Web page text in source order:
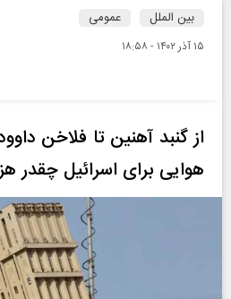
بین الملل عمومی
۱۵ آذر ۱۴۰۲ - ۱۸:۵۸
از گنبد آهنین تا فلاخن
هوایی برای اسرائیل چقدر